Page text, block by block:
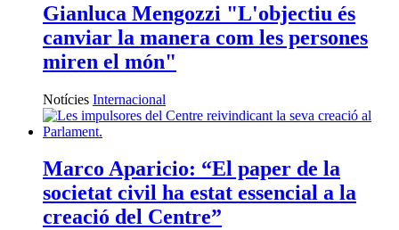
Gianluca Mengozzi "L'objectiu és
canviar la manera com les persones
miren el món"
Notícies Internacional
Marco Aparicio: “El paper de la
societat civil ha estat essencial a la
creació del Centre”